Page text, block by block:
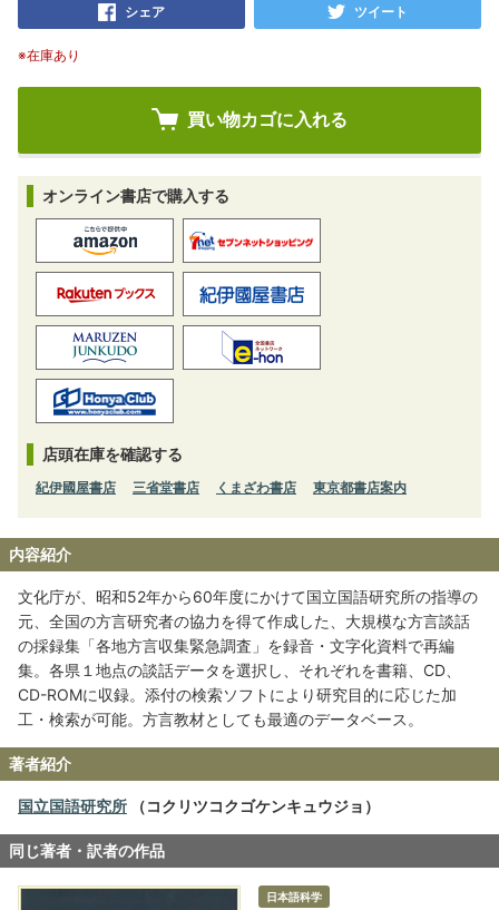
シェア ツイート
※在庫あり
オンライン書店で購入する
店頭在庫を確認する
紀伊國屋書店 三省堂書店 くまざわ書店 東京都書店案内
内容紹介
文化庁が、昭和52年から60年度にかけて国立国語研究所の指導の
元、全国の方言研究者の協力を得て作成した、大規模な方言談話
の採録集「各地方言収集緊急調査」を録音・文字化資料で再編
集。各県１地点の談話データを選択し、それぞれを書籍、CD、
CD-ROMに収録。添付の検索ソフトにより研究目的に応じた加
工・検索が可能。方言教材としても最適のデータベース。
著者紹介
国立国語研究所 （コクリツコクゴケンキュウジョ）
同じ著者・訳者の作品
日本語科学